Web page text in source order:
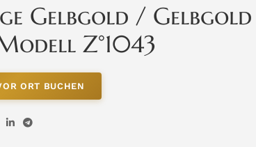
Gelbgold / Gelbgold
Z°1043
ORT BUCHEN